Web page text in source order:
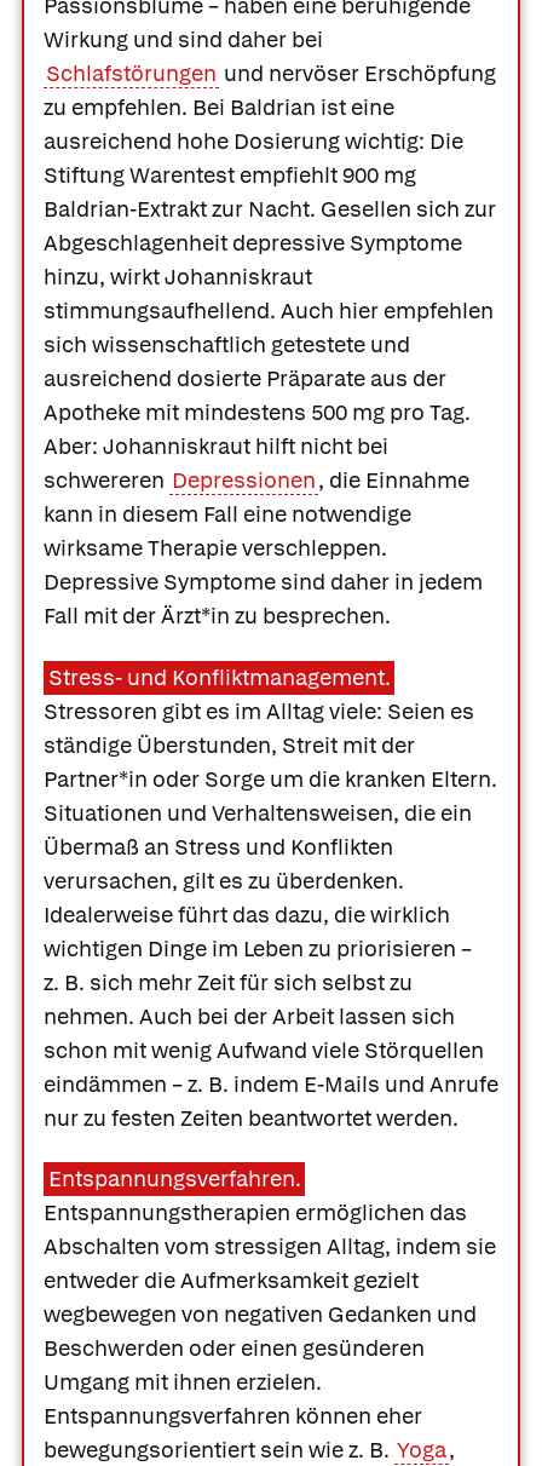
Passionsblume – haben eine beruhigende
Wirkung und sind daher bei
Schlafstörungen und nervöser Erschöpfung
zu empfehlen. Bei Baldrian ist eine
ausreichend hohe Dosierung wichtig: Die
Stiftung Warentest empfiehlt 900 mg
Baldrian-Extrakt zur Nacht. Gesellen sich zur
Abgeschlagenheit depressive Symptome
hinzu, wirkt Johanniskraut
stimmungsaufhellend. Auch hier empfehlen
sich wissenschaftlich getestete und
ausreichend dosierte Präparate aus der
Apotheke mit mindestens 500 mg pro Tag.
Aber: Johanniskraut hilft nicht bei
schwereren Depressionen, die Einnahme
kann in diesem Fall eine notwendige
wirksame Therapie verschleppen.
Depressive Symptome sind daher in jedem
Fall mit der Ärzt*in zu besprechen.
Stress- und Konfliktmanagement.
Stressoren gibt es im Alltag viele: Seien es
ständige Überstunden, Streit mit der
Partner*in oder Sorge um die kranken Eltern.
Situationen und Verhaltensweisen, die ein
Übermaß an Stress und Konflikten
verursachen, gilt es zu überdenken.
Idealerweise führt das dazu, die wirklich
wichtigen Dinge im Leben zu priorisieren –
z. B. sich mehr Zeit für sich selbst zu
nehmen. Auch bei der Arbeit lassen sich
schon mit wenig Aufwand viele Störquellen
eindämmen – z. B. indem E-Mails und Anrufe
nur zu festen Zeiten beantwortet werden.
Entspannungsverfahren.
Entspannungstherapien ermöglichen das
Abschalten vom stressigen Alltag, indem sie
entweder die Aufmerksamkeit gezielt
wegbewegen von negativen Gedanken und
Beschwerden oder einen gesünderen
Umgang mit ihnen erzielen.
Entspannungsverfahren können eher
bewegungsorientiert sein wie z. B. Yoga,